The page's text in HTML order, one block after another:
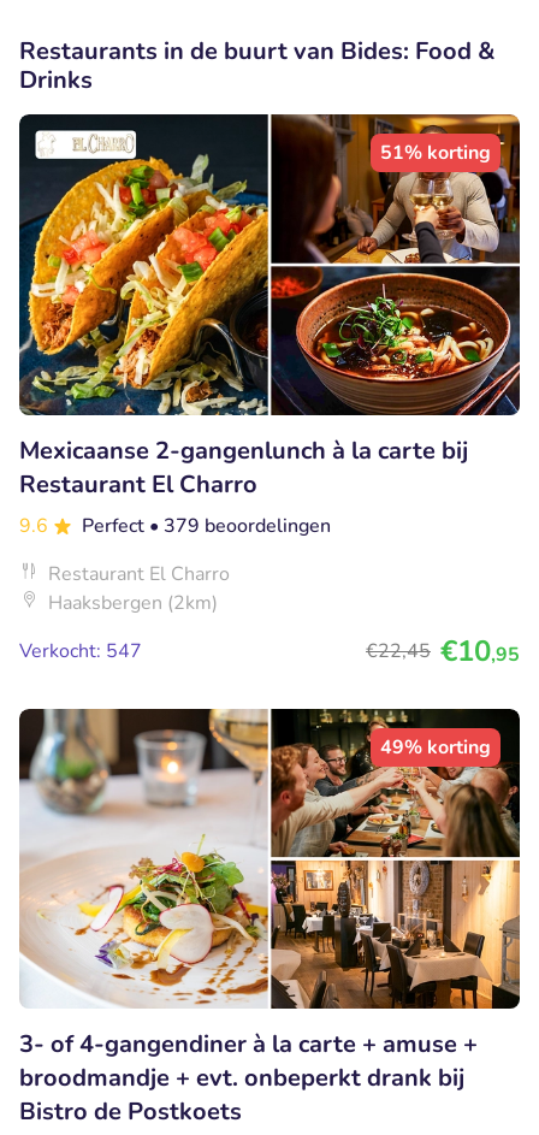
Restaurants in de buurt van Bides: Food &
Drinks
51% korting
Mexicaanse 2-gangenlunch à la carte bij
Restaurant El Charro
9.6 Perfect • 379 beoordelingen
Restaurant El Charro
Haaksbergen (2km)
Verkocht: 547
€22,45 €10,95
49% korting
3- of 4-gangendiner à la carte + amuse +
broodmandje + evt. onbeperkt drank bij
Bistro de Postkoets